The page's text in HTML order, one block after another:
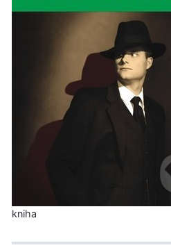
kniha